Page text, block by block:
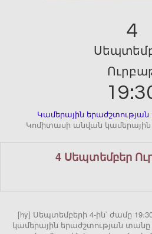
4
Կամերային
Կոմիտասի անվան
4 Սեպտեմբեր
[hy] Սեպտեմբերի 4-ին՝ ժամը
կամերային երաժշտության